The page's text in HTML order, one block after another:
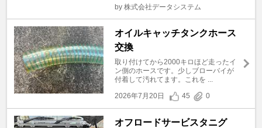
by 株式会社データシステム
オイルキャッチタンクホース
交換
取り付けてから2000キロほど走ったイ
ン側のホースです。少しブローバイが
付着して汚れてます。これを ...
2026年7月20日
45 0
オフロードサービスタニグ